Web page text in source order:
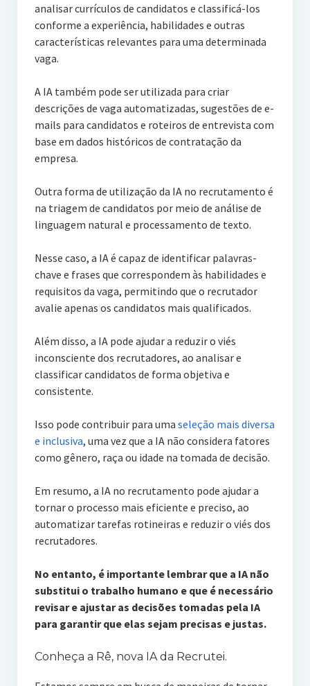
analisar currículos de candidatos e classificá-los
conforme a experiência, habilidades e outras
características relevantes para uma determinada
vaga.
A IA também pode ser utilizada para criar
descrições de vaga automatizadas, sugestões de e-
mails para candidatos e roteiros de entrevista com
base em dados históricos de contratação da
empresa.
Outra forma de utilização da IA no recrutamento é
na triagem de candidatos por meio de análise de
linguagem natural e processamento de texto.
Nesse caso, a IA é capaz de identificar palavras-
chave e frases que correspondem às habilidades e
requisitos da vaga, permitindo que o recrutador
avalie apenas os candidatos mais qualificados.
Além disso, a IA pode ajudar a reduzir o viés
inconsciente dos recrutadores, ao analisar e
classificar candidatos de forma objetiva e
consistente.
Isso pode contribuir para uma seleção mais diversa
e inclusiva, uma vez que a IA não considera fatores
como gênero, raça ou idade na tomada de decisão.
Em resumo, a IA no recrutamento pode ajudar a
tornar o processo mais eficiente e preciso, ao
automatizar tarefas rotineiras e reduzir o viés dos
recrutadores.
No entanto, é importante lembrar que a IA não
substitui o trabalho humano e que é necessário
revisar e ajustar as decisões tomadas pela IA
para garantir que elas sejam precisas e justas.
Conheça a Rê, nova IA da Recrutei.